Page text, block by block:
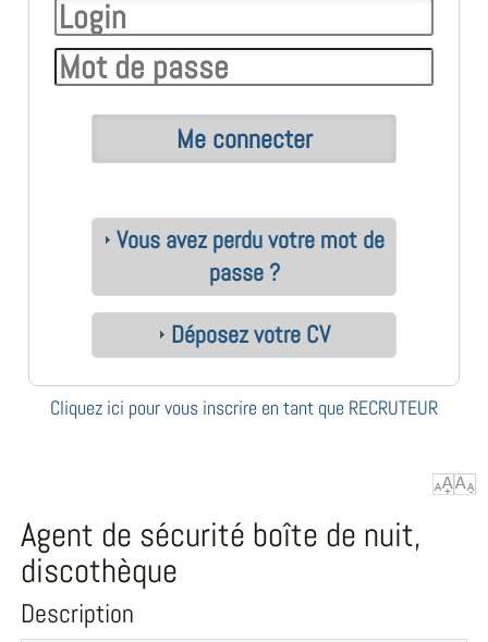
Vous avez perdu votre mot de
passe ?
Déposez votre CV
Cliquez ici pour vous inscrire en tant que RECRUTEUR
Agent de sécurité boîte de nuit,
discothèque
Description